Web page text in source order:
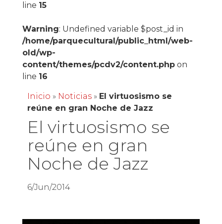
line 15
Warning: Undefined variable $post_id in
/home/parquecultural/public_html/web-
old/wp-
content/themes/pcdv2/content.phpon
line 16
Inicio » Noticias» El virtuosismo se
reúne en gran Noche de Jazz
El virtuosismo se
reúne en gran
Noche de Jazz
6/Jun/2014